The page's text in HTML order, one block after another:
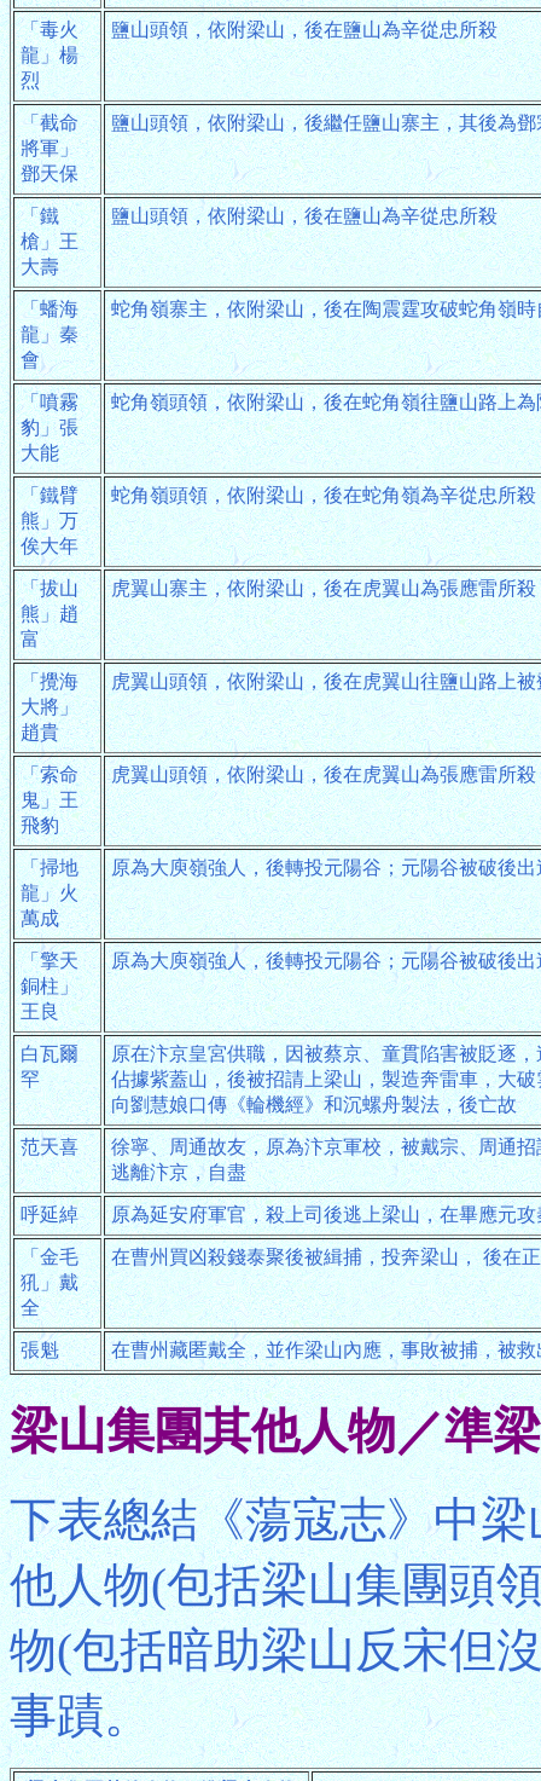
「毒火
龍」楊
烈
鹽山頭領，依附梁山，後在鹽山為辛從忠所殺
「截命
將軍」
鄧天保
鹽山頭領，依附梁山，後繼任鹽山寨主，其後為鄧
「鐵
槍」王
大壽
鹽山頭領，依附梁山，後在鹽山為辛從忠所殺
「蟠海
龍」秦
會
蛇角嶺寨主，依附梁山，後在陶震霆攻破蛇角嶺時
「噴霧
豹」張
大能
蛇角嶺頭領，依附梁山，後在蛇角嶺往鹽山路上
「鐵臂
熊」万
俟大年
蛇角嶺頭領，依附梁山，後在蛇角嶺為辛從忠所殺
「拔山
熊」趙
富
虎翼山寨主，依附梁山，後在虎翼山為張應雷所殺
「攪海
大將」
趙貴
虎翼山頭領，依附梁山，後在虎翼山往鹽山路上
「索命
鬼」王
飛豹
虎翼山頭領，依附梁山，後在虎翼山為張應雷所殺
「掃地
龍」火
萬成
原為大庾嶺強人，後轉投元陽谷；元陽谷被破後
「擎天
銅柱」
王良
原為大庾嶺強人，後轉投元陽谷；元陽谷被破後
白瓦爾
罕
原在汴京皇宮供職，因被蔡京、童貫陷害被貶逐
佔據紫蓋山，後被招請上梁山，製造奔雷車，大
向劉慧娘口傳《輪機經》和沉螺舟製法，後亡故
范天喜
徐寧、周通故友，原為汴京軍校，被戴宗、周通
逃離汴京，自盡
呼延綽 原為延安府軍官，殺上司後逃上梁山，在畢應元
「金毛
犼」戴
全
在曹州買凶殺錢泰聚後被緝捕，投奔梁山， 後在
張魁 在曹州藏匿戴全，並作梁山內應，事敗被捕，被
梁山集團其他人物／準
下表總結《蕩寇志》中
他人物(包括梁山集團頭
物(包括暗助梁山反宋但
事蹟。